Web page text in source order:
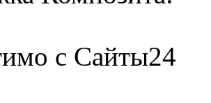
с Сайты24